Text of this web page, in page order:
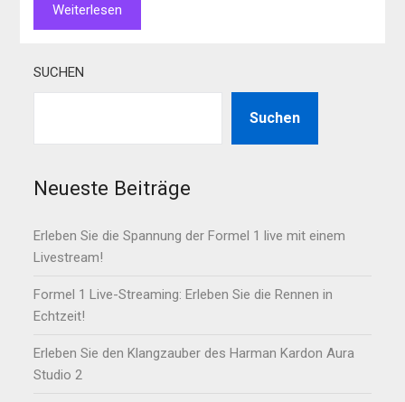
Weiterlesen
SUCHEN
Suchen
Neueste Beiträge
Erleben Sie die Spannung der Formel 1 live mit einem
Livestream!
Formel 1 Live-Streaming: Erleben Sie die Rennen in
Echtzeit!
Erleben Sie den Klangzauber des Harman Kardon Aura
Studio 2